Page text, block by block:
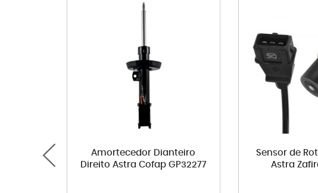
Amortecedor Dianteiro
Direito Astra Cofap GP32277
Sensor de
Astra